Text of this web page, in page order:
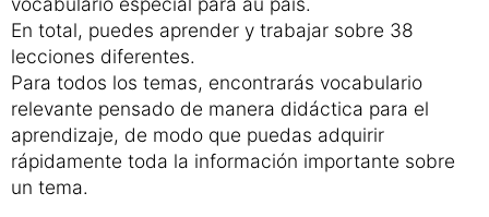
En total, puedes aprender y trabajar sobre 38
lecciones diferentes.
Para todos los temas, encontrarás vocabulario
relevante pensado de manera didáctica para el
aprendizaje, de modo que puedas adquirir
rápidamente toda la información importante sobre
un tema.